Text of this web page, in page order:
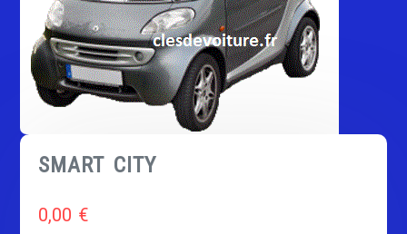
SMART CITY
0,00 €